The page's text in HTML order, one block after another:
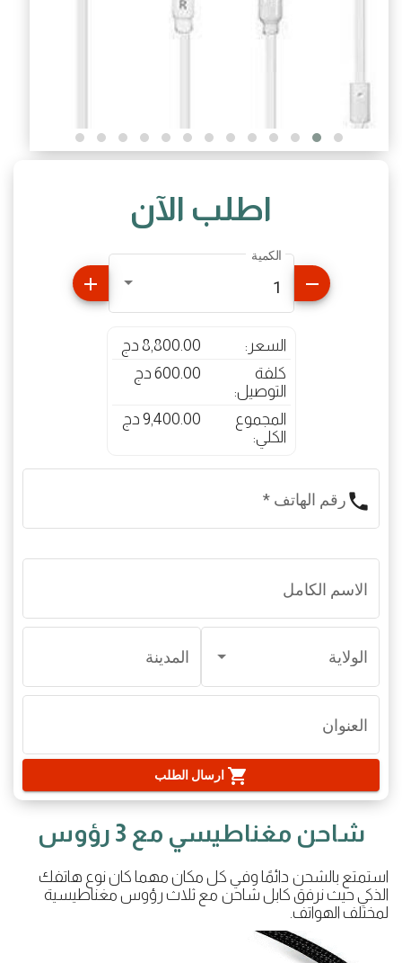
اطلب الآن
remove
1
الكمية
add
السعر:
8,800.00 دج
كلفة
التوصيل:
600.00 دج
المجموع
الكلي:
9,400.00 دج
phoneرقم الهاتف *
الاسم الكامل
الولاية المدينة
العنوان
shopping_cart ارسال الطلب
شاحن مغناطيسي مع 3 رؤوس
استمتع بالشحن دائمًا وفي كل مكان مهما كان نوع هاتفك
الذكي حيث نرفق كابل شاحن مع ثلاث رؤوس مغناطيسية
لمختلف الهواتف.